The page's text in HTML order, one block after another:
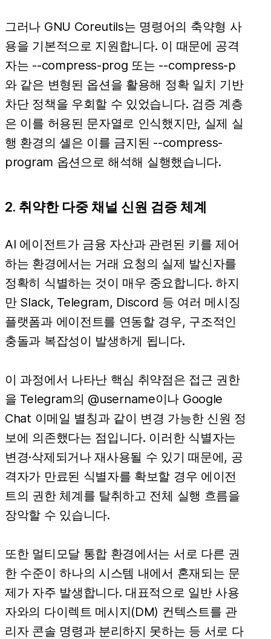
그러나 GNU Coreutils는 명령어의 축약형 사
용을 기본적으로 지원합니다. 이 때문에 공격
자는 --compress-prog 또는 --compress-p
와 같은 변형된 옵션을 활용해 정확 일치 기반
차단 정책을 우회할 수 있었습니다. 검증 계층
은 이를 허용된 문자열로 인식했지만, 실제 실
행 환경의 셸은 이를 금지된 --compress-
program 옵션으로 해석해 실행했습니다.
2. 취약한 다중 채널 신원 검증 체계
AI 에이전트가 금융 자산과 관련된 키를 제어
하는 환경에서는 거래 요청의 실제 발신자를
정확히 식별하는 것이 매우 중요합니다. 하지
만 Slack, Telegram, Discord 등 여러 메시징
플랫폼과 에이전트를 연동할 경우, 구조적인
충돌과 복잡성이 발생하게 됩니다.
이 과정에서 나타난 핵심 취약점은 접근 권한
을 Telegram의 @username이나 Google
Chat 이메일 별칭과 같이 변경 가능한 신원 정
보에 의존했다는 점입니다. 이러한 식별자는
변경·삭제되거나 재사용될 수 있기 때문에, 공
격자가 만료된 식별자를 확보할 경우 에이전
트의 권한 체계를 탈취하고 전체 실행 흐름을
장악할 수 있습니다.
또한 멀티모달 통합 환경에서는 서로 다른 권
한 수준이 하나의 시스템 내에서 혼재되는 문
제가 자주 발생합니다. 대표적으로 일반 사용
자와의 다이렉트 메시지(DM) 컨텍스트를 관
리자 콘솔 명령과 분리하지 못하는 등 서로 다